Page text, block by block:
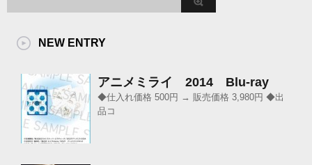
NEW ENTRY
アニメミライ 2014 Blu-ray
◆仕入れ価格 500円 → 販売価格 3,980円 ◆出
品コ